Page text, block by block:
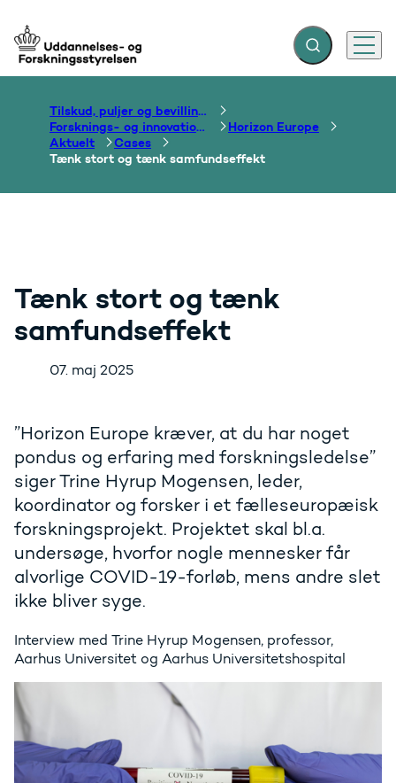
Gå til forsiden Fold søgefelt ud
Menu
Tilskud, puljer og bevillinger
Forsknings- og innovationsområdet
Horizon Europe
Aktuelt
Cases
Tænk stort og tænk samfundseffekt
Tænk stort og tænk
samfundseffekt
07. maj 2025
”Horizon Europe kræver, at du har noget
pondus og erfaring med forskningsledelse”
siger Trine Hyrup Mogensen, leder,
koordinator og forsker i et fælleseuropæisk
forskningsprojekt. Projektet skal bl.a.
undersøge, hvorfor nogle mennesker får
alvorlige COVID-19-forløb, mens andre slet
ikke bliver syge.
Interview med Trine Hyrup Mogensen, professor,
Aarhus Universitet og Aarhus Universitetshospital